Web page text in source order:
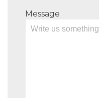
Message